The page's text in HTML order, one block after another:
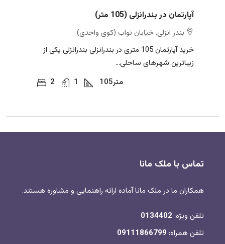
آپارتمان در بندرانزلی (105 متر)
بندر انزلی, خیابان نواب (کوی واحدی)
خرید آپارتمان 105 متری در بندرانزلی بندرانزلی یکی از
زیباترین شهرهای ساحلی...
2
1 105متر
تماس با ملک مانا
همکاران ما در ملک مانا آماده ارائه راهنمایی و مشاوره هستند.
تلفن ویژه: 0134402
تلفن همراه: 09111866799